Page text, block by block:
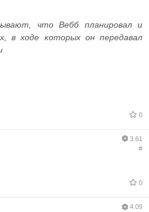
что Вебб планировал и
в ходе которых он передавал
0
3.61
#
0
4.09